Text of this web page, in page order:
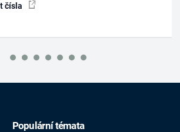
čísla
Populární témata